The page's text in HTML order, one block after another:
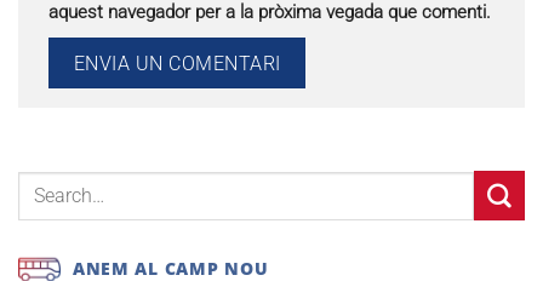
aquest navegador per a la pròxima vegada que comenti.
ANEM AL CAMP NOU